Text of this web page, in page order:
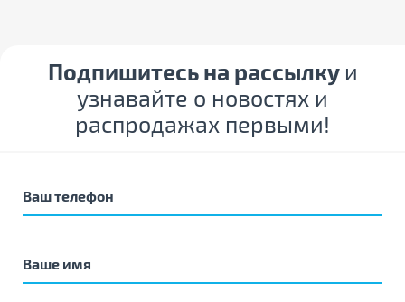
Подпишитесь на рассылку и
узнавайте о новостях и
распродажах первыми!